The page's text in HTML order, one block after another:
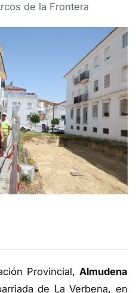
de la Frontera
Provincial, Almudena
de La Verbena, en